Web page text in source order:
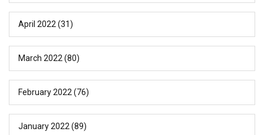
April 2022 (31)
March 2022 (80)
February 2022 (76)
January 2022 (89)